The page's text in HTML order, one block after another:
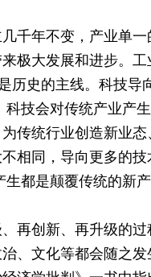
千年不变，产业单一
极大发展和进步。工
历史的主线。科技导
技会对传统产业产
传统行业创造新业态
相同，导向更多的技
都是颠覆传统的新
再创新、再升级的过
、文化等都会随之发